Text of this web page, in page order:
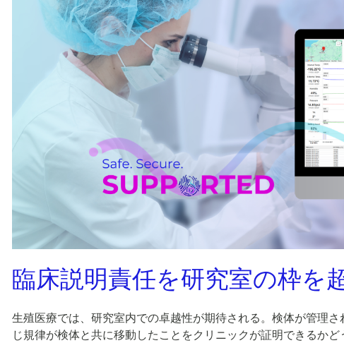
臨床説明責任を研究室の枠を
生殖医療では、研究室内での卓越性が期待される。検体が管理
じ規律が検体と共に移動したことをクリニックが証明できるか